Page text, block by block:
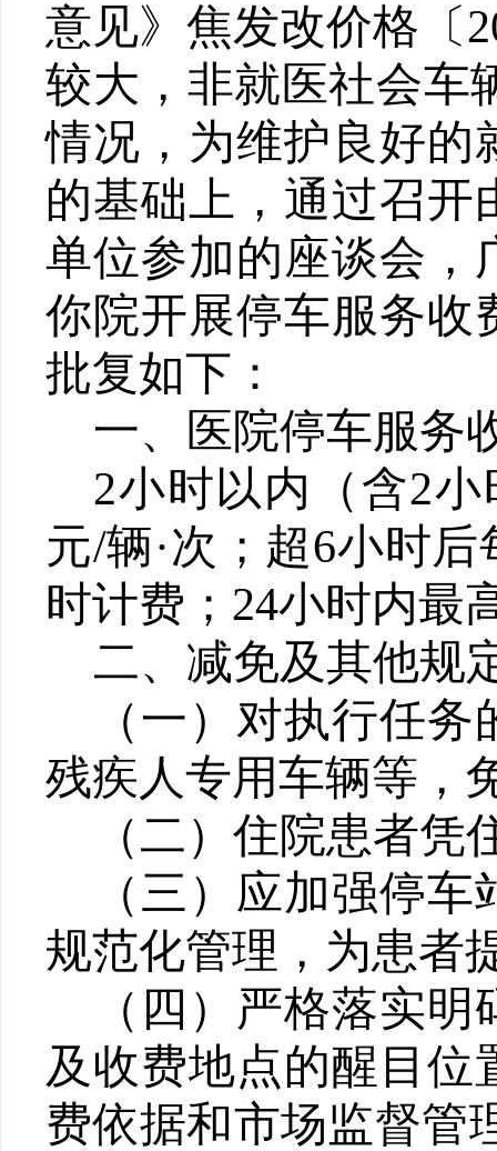
意见》焦发改价格〔
较大，非就医社会车
情况，为维护良好的
的基础上，通过召开
单位参加的座谈会，
你院开展停车服务收
批复如下：
一、
医院停车服务
2小时以内（含2
元/辆·次；超6小时
时计费； 24小时内最
二、 减免及其他规
（一） 对执行任务
残疾人专用车辆等，
（二） 住院患者凭
（三） 应加强停车
规范化管理，为患者
（四） 严格落实明
及收费地点的醒目位
费依据和市场监督管